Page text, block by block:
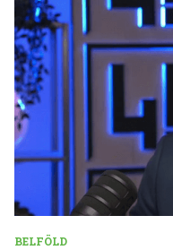
BELFÖLD